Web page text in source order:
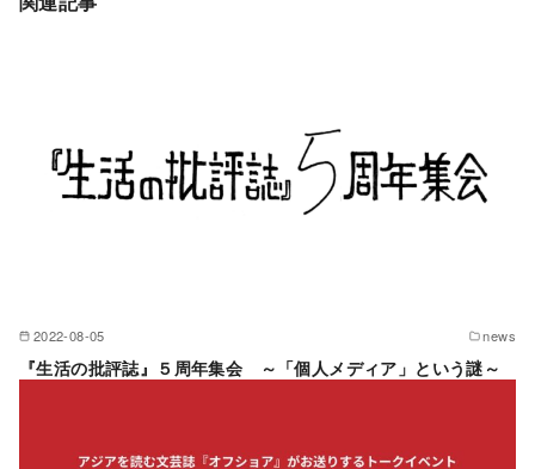
2022-08-05 news
『生活の批評誌』５周年集会 ～「個人メディア」という謎～